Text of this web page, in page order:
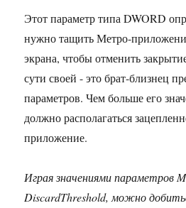
Этот параметр типа DWORD
нужно тащить Метро-
экрана, чтобы отменить
сути своей - это брат-близнец
параметров. Чем больше его
должно располагаться
приложение.
Играя значениями параметров
DiscardThreshold, можно